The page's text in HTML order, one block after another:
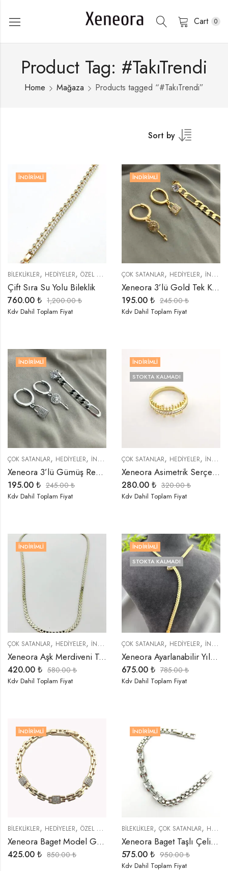
Cart 0
Product Tag: #TakıTrendi
Home Mağaza Products tagged “#TakıTrendi”
Sort by
İNDIRIMLI
BİLEKLİKLER, HEDIYELER, ÖZEL SERİLER
Çift Sıra Su Yolu Bileklik
760.00 ₺ 1,200.00₺
Kdv Dahil Toplam Fiyat
İNDIRIMLI
ÇOK SATANLAR, HEDIYELER, İNDIRIMLI ÜRÜNLER
Xeneora 3’lü Gold Tek Kulak Küpe Seti
195.00 ₺ 245.00₺
Kdv Dahil Toplam Fiyat
İNDIRIMLI
ÇOK SATANLAR, HEDIYELER, İNDIRIMLI ÜRÜNLER ,KÜPELER,TREND ÜRÜNLER
Xeneora 3’lü Gümüş Renk Tek Kulak Küpe Seti
195.00 ₺ 245.00₺
Kdv Dahil Toplam Fiyat
İNDIRIMLI
STOKTA KALMADI
ÇOK SATANLAR, HEDIYELER, İNDIRIMLI ÜRÜNLER
Xeneora Asimetrik Serçe Parmak Yüzüğü
280.00 ₺ 320.00₺
Kdv Dahil Toplam Fiyat
İNDIRIMLI
ÇOK SATANLAR, HEDIYELER, İNDIRIMLI ÜRÜNLER ,KOLYELER,ÖZEL SERİLER
Xeneora Aşk Merdiveni Tamamlayıcı Zincir Kolye
420.00 ₺ 580.00₺
Kdv Dahil Toplam Fiyat
İNDIRIMLI
STOKTA KALMADI
ÇOK SATANLAR, HEDIYELER, İNDIRIMLI ÜRÜNLER
Xeneora Ayarlanabilir Yılan Dekolte Gold Kolye
675.00 ₺ 785.00₺
Kdv Dahil Toplam Fiyat
İNDIRIMLI
BİLEKLİKLER, HEDIYELER, ÖZEL SERİLER
Xeneora Baget Model Geçmeli Bileklik
425.00 ₺ 850.00₺
İNDIRIMLI
BİLEKLİKLER, ÇOK SATANLAR, HEDIYELER
Xeneora Baget Taşlı Çelik Bileklik
575.00 ₺ 950.00₺
Kdv Dahil Toplam Fiyat